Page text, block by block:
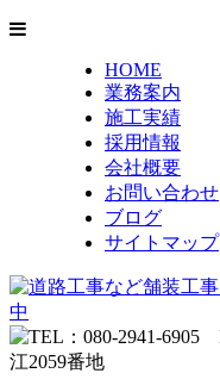
HOME
業務案内
施工実績
採用情報
会社概要
お問い合わせ
ブログ
サイトマップ